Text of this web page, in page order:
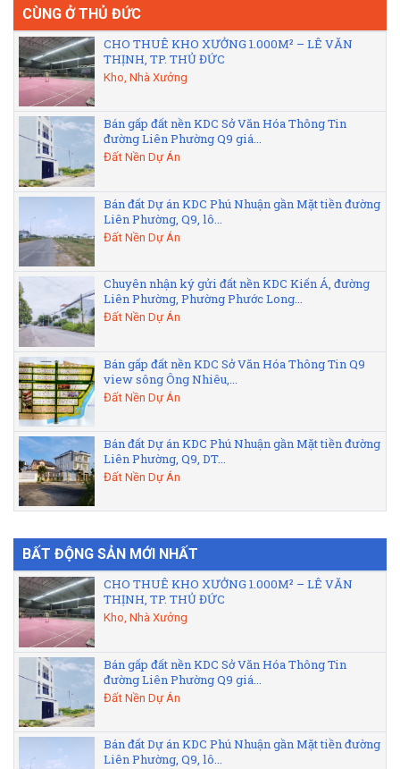
CÙNG Ở THỦ ĐỨC
CHO THUÊ KHO XƯỞNG 1.000M² – LÊ VĂN
THỊNH, TP. THỦ ĐỨC
Kho, Nhà Xưởng
Bán gấp đất nền KDC Sở Văn Hóa Thông Tin
đường Liên Phường Q9 giá...
Đất Nền Dự Án
Bán đất Dự án KDC Phú Nhuận gần Mặt tiền đường
Liên Phường, Q9, lô...
Đất Nền Dự Án
Chuyên nhận ký gửi đất nền KDC Kiến Á, đường
Liên Phường, Phường Phước Long...
Đất Nền Dự Án
Bán gấp đất nền KDC Sở Văn Hóa Thông Tin Q9
view sông Ông Nhiêu,...
Đất Nền Dự Án
Bán đất Dự án KDC Phú Nhuận gần Mặt tiền đường
Liên Phường, Q9, DT...
Đất Nền Dự Án
BẤT ĐỘNG SẢN MỚI NHẤT
CHO THUÊ KHO XƯỞNG 1.000M² – LÊ VĂN
THỊNH, TP. THỦ ĐỨC
Kho, Nhà Xưởng
Bán gấp đất nền KDC Sở Văn Hóa Thông Tin
đường Liên Phường Q9 giá...
Đất Nền Dự Án
Bán đất Dự án KDC Phú Nhuận gần Mặt tiền đường
Liên Phường, Q9, lô...